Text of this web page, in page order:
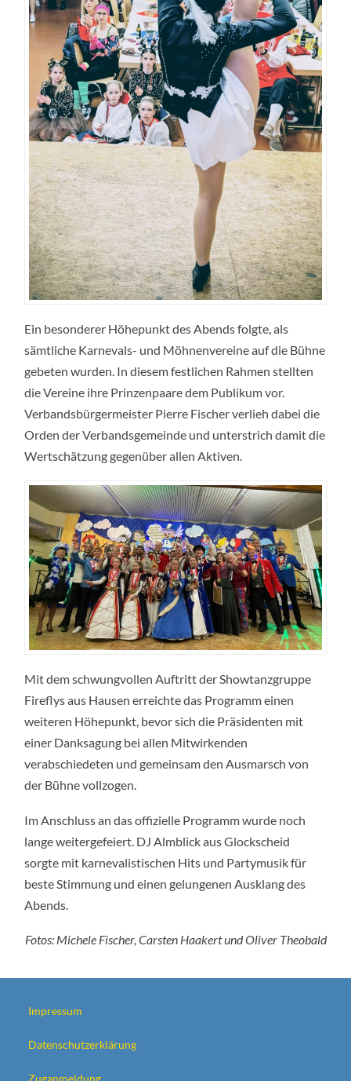
Ein besonderer Höhepunkt des Abends folgte, als
sämtliche Karnevals- und Möhnenvereine auf die Bühne
gebeten wurden. In diesem festlichen Rahmen stellten
die Vereine ihre Prinzenpaare dem Publikum vor.
Verbandsbürgermeister Pierre Fischer verlieh dabei die
Orden der Verbandsgemeinde und unterstrich damit die
Wertschätzung gegenüber allen Aktiven.
Mit dem schwungvollen Auftritt der Showtanzgruppe
Fireflys aus Hausen erreichte das Programm einen
weiteren Höhepunkt, bevor sich die Präsidenten mit
einer Danksagung bei allen Mitwirkenden
verabschiedeten und gemeinsam den Ausmarsch von
der Bühne vollzogen.
Im Anschluss an das offizielle Programm wurde noch
lange weitergefeiert. DJ Almblick aus Glockscheid
sorgte mit karnevalistischen Hits und Partymusik für
beste Stimmung und einen gelungenen Ausklang des
Abends.
Fotos: Michele Fischer, Carsten Haakert und Oliver Theobald
Impressum
Datenschutzerklärung